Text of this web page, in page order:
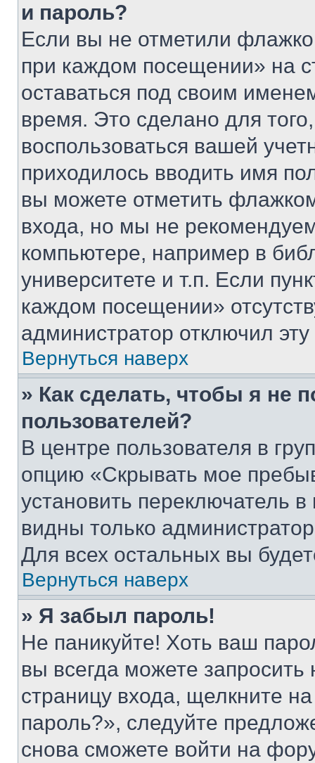
и пароль?
Если вы не отметили
при каждом посещении» на
оставаться под своим
время. Это сделано для
воспользоваться вашей
приходилось вводить имя
вы можете отметить
входа, но мы не
компьютере, например в
университете и т.п. Если
каждом посещении»
администратор отключил
Вернуться наверх
» Как сделать, чтобы я не
пользователей?
В центре пользователя в
опцию «Скрывать мое
установить переключатель
видны только
Для всех остальных вы
Вернуться наверх
» Я забыл пароль!
Не паникуйте! Хоть ваш
вы всегда можете
страницу входа, щелкните
пароль?», следуйте
снова сможете войти на